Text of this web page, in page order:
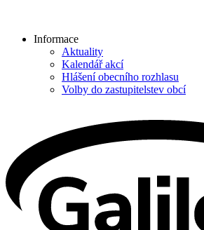
Informace
Aktuality
Kalendář akcí
Hlášení obecního rozhlasu
Volby do zastupitelstev obcí